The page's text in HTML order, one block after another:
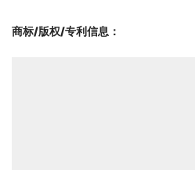
商标/版权/专利信息 ：